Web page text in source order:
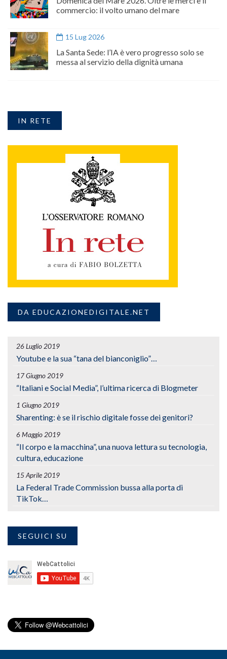
commercio: il volto umano del mare
15 Lug 2026
La Santa Sede: l’IA è vero progresso solo se
messa al servizio della dignità umana
IN RETE
DA EDUCAZIONEDIGITALE.NET
26 Luglio 2019
Youtube e la sua “tana del bianconiglio”…
17 Giugno 2019
“Italiani e Social Media”, l’ultima ricerca di Blogmeter
1 Giugno 2019
Sharenting: è se il rischio digitale fosse dei genitori?
6 Maggio 2019
“Il corpo e la macchina”, una nuova lettura su tecnologia,
cultura, educazione
15 Aprile 2019
La Federal Trade Commission bussa alla porta di
TikTok…
SEGUICI SU